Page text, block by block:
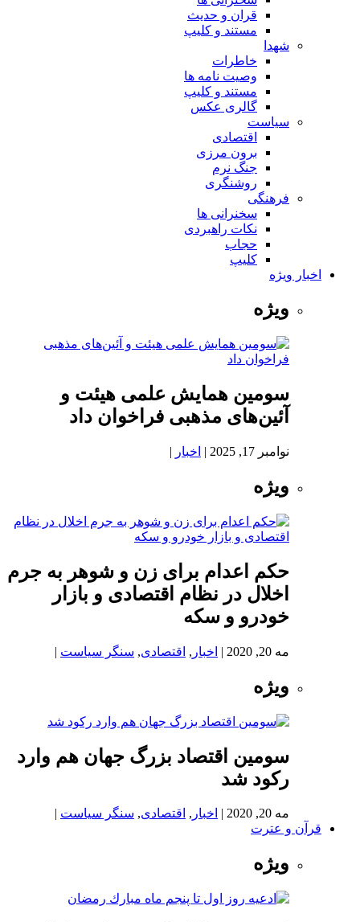
قران و حدیث
مستند و کلیپ
شهدا
خاطرات
وصیت نامه ها
مستند و کلیپ
گالری عکس
سیاست
اقتصادی
برون مرزی
جنگ نرم
روشنگری
فرهنگی
سخنرانی ها
نکات راهبردی
حجاب
کلیپ
اخبار ویژه
ویژه
سومین همایش علمی هیئت و
آئین‌های مذهبی فراخوان داد
نوامبر 17, 2025 | اخبار |
ویژه
حکم اعدام برای زن و شوهر به جرم
اخلال در نظام اقتصادی و بازار
خودرو و سکه
مه 20, 2020 | اخبار , اقتصادی, سنگر سیاست |
ویژه
سومین اقتصاد بزرگ جهان هم وارد
رکود شد
مه 20, 2020 | اخبار , اقتصادی, سنگر سیاست |
قرآن و عترت
ویژه